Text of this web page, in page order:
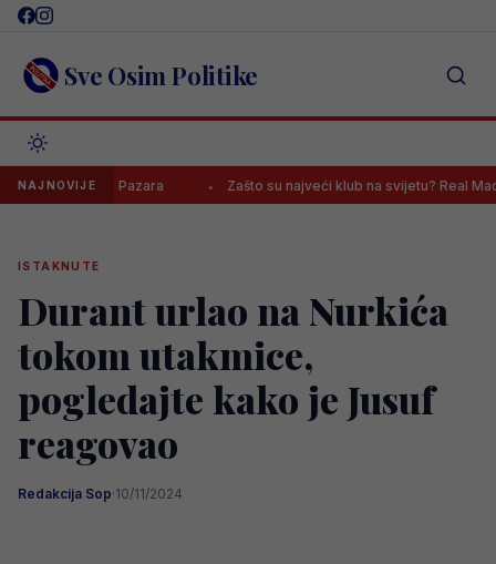
Skip
content Sve Osim Politike
NAJNOVIJE
Pazara Zašto su najveći klub na svijetu? Real Madrid javno
ISTAKNUTE
Durant urlao na Nurkića
tokom utakmice,
pogledajte kako je Jusuf
reagovao
Redakcija Sop·10/11/2024